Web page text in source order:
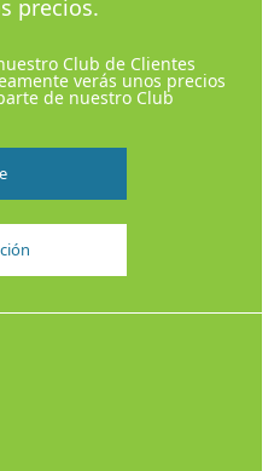
precios.
Club de Clientes
verás unos precios
de nuestro Club